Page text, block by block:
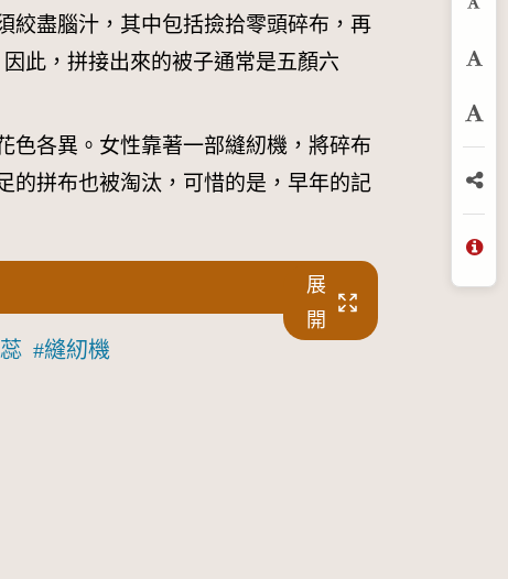
絞盡腦汁，其中包括撿拾零頭碎布，再
此，拼接出來的被子通常是五顏六
色各異。女性靠著一部縫紉機，將碎布
的拼布也被淘汰，可惜的是，早年的記
展
開
縫紉機
放
分